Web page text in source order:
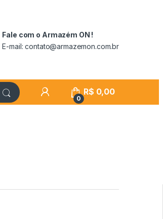
Fale com o Armazém ON !
E-mail: contato@armazemon.com.br
0
R$ 0,00